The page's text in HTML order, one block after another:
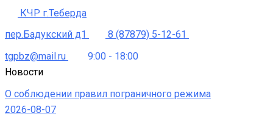
КЧР г.Теберда
пер.Бадукский д1
8 (87879) 5-12-61
tgpbz@mail.ru
9:00 - 18:00
Новости
О соблюдении правил пограничного режима
2026-08-07